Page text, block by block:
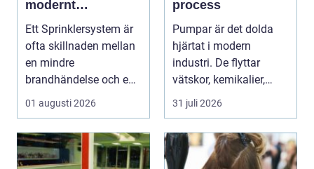
modernt
brandskydd
Ett Sprinklersystem är
ofta skillnaden mellan
en mindre
brandhändelse och en
total förlust av
byggna...
01 augusti 2026
process
Pumpar är det dolda
hjärtat i modern
industri. De flyttar
vätskor, kemikalier,
oljor,...
31 juli 2026